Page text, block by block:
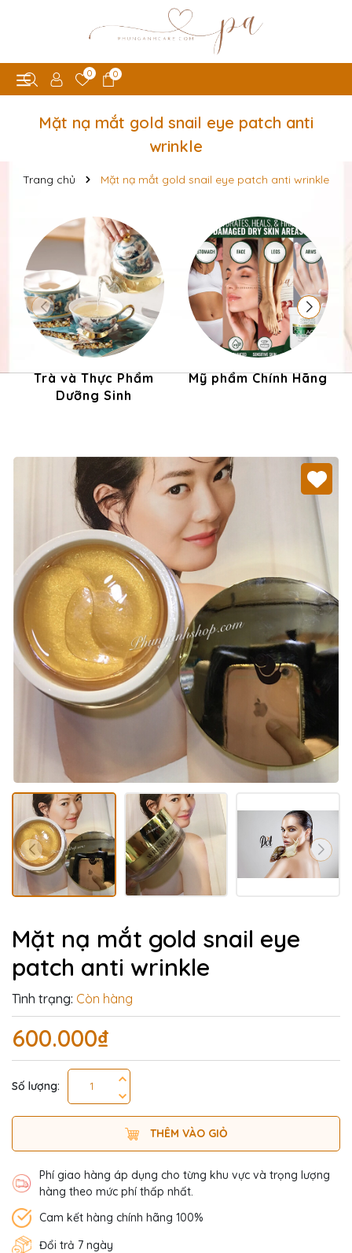
0 0
Mặt nạ mắt gold snail eye patch anti
wrinkle
Trang chủ Mặt nạ mắt gold snail eye patch anti wrinkle
Trà và Thực Phẩm
Dưỡng Sinh
Mỹ phẩm Chính Hãng
Mặt nạ mắt gold snail eye
patch anti wrinkle
Tình trạng: Còn hàng
600.000₫
Số lượng:
THÊM VÀO GIỎ
Phí giao hàng áp dụng cho từng khu vực và trọng lượng
hàng theo mức phí thấp nhất.
Cam kết hàng chính hãng 100%
Đổi trả 7 ngày